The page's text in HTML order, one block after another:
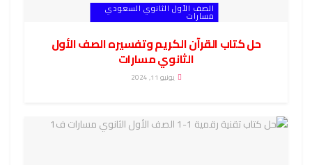
الصف الأول الثانوي السعودي
مسارات
حل كتاب القرآن الكريم وتفسيره الصف الأول
الثانوي مسارات
يونيو 11, 2024